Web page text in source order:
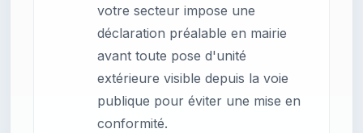
votre secteur impose une
déclaration préalable en mairie
avant toute pose d'unité
extérieure visible depuis la voie
publique pour éviter une mise en
conformité.